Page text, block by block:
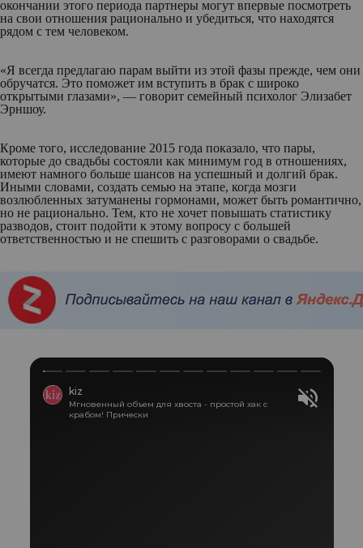
окончании этого периода партнеры могут впервые посмотреть
на свои отношения рационально и убедиться, что находятся
рядом с тем человеком.
«Я всегда предлагаю парам выйти из этой фазы прежде, чем они
обручатся. Это поможет им вступить в брак с широко
открытыми глазами», — говорит семейный психолог Элизабет
Эрншоу.
Кроме того, исследование 2015 года показало, что пары,
которые до свадьбы состояли как минимум год в отношениях,
имеют намного больше шансов на успешный и долгий брак.
Иными словами, создать семью на этапе, когда мозги
возлюбленных затуманены гормонами, может быть романтично,
но не рационально. Тем, кто не хочет повышать статистику
разводов, стоит подойти к этому вопросу с большей
ответственностью и не спешить с разговорами о свадьбе.